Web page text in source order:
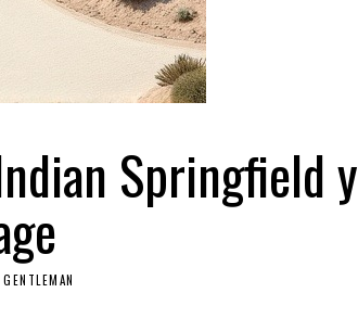
Indian Springfield y